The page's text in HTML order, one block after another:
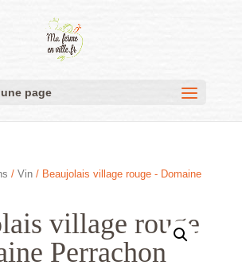
page
/ Vin/ Beaujolais village rouge - Domaine
village rouge
Perrachon